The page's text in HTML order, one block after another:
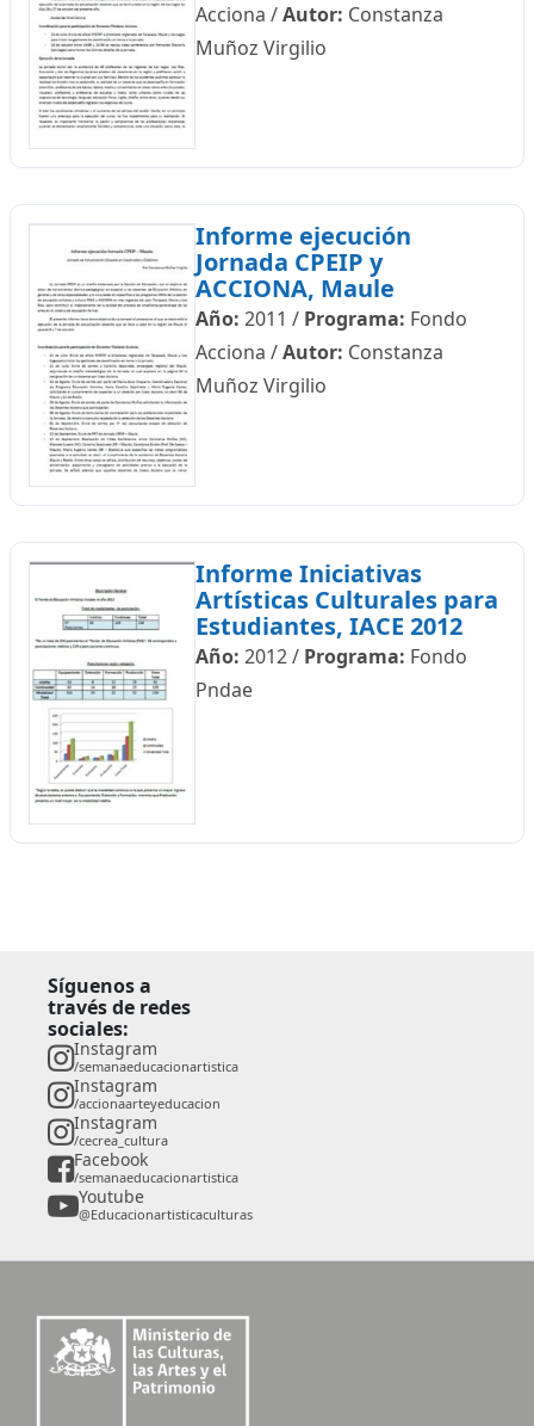
Acciona /Autor: Constanza
Muñoz Virgilio
Informe ejecución
Jornada CPEIP y
ACCIONA, Maule
Año: 2011 / Programa: Fondo
Acciona /Autor: Constanza
Muñoz Virgilio
Informe Iniciativas
Artísticas Culturales para
Estudiantes, IACE 2012
Año: 2012/ Programa: Fondo
Pndae
Síguenos a
través de redes
sociales:
Instagram
/semanaeducacionartistica
Instagram
/accionaarteyeducacion
Instagram
/cecrea_cultura
Facebook
/semanaeducacionartistica
Youtube
@Educacionartisticaculturas